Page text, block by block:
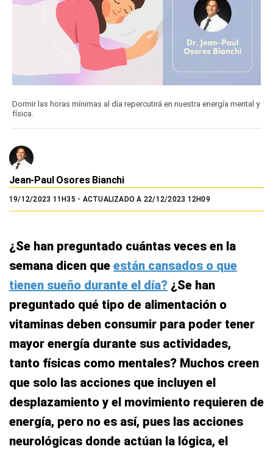
Dormir las horas mínimas al día repercutirá en nuestra energía mental y
física.
Jean-Paul Osores Bianchi
19/12/2023 11H35 - ACTUALIZADO A 22/12/2023 12H09
¿Se han preguntado cuántas veces en la
semana dicen que están cansados o que
tienen sueño durante el día? ¿Se han
preguntado qué tipo de alimentación o
vitaminas deben consumir para poder tener
mayor energía durante sus actividades,
tanto físicas como mentales? Muchos creen
que solo las acciones que incluyen el
desplazamiento y el movimiento requieren de
energía, pero no es así, pues las acciones
neurológicas donde actúan la lógica, el